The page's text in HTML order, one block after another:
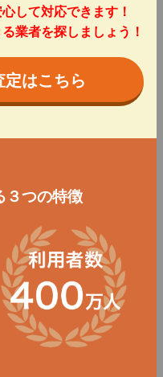
して対応できます！
業者を探しましょう！
はこちら
３つの特徴